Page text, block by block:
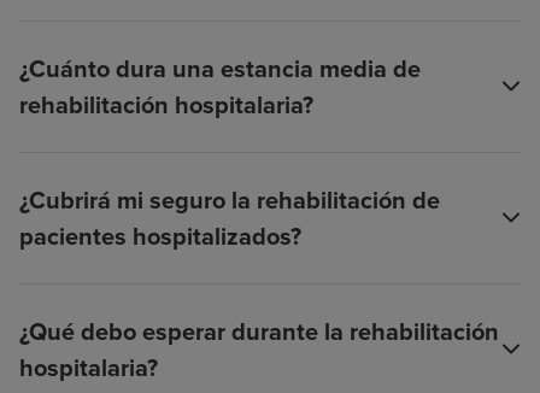
¿Cuánto dura una estancia media de
rehabilitación hospitalaria?
¿Cubrirá mi seguro la rehabilitación de
pacientes hospitalizados?
¿Qué debo esperar durante la rehabilitación
hospitalaria?